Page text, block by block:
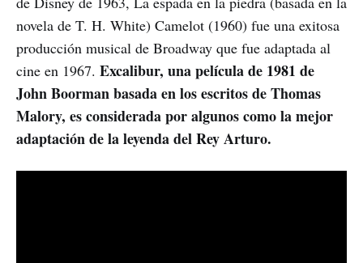
novela de T. H. White) Camelot (1960) fue una exitosa
producción musical de Broadway que fue adaptada al
cine en 1967. Excalibur, una película de 1981 de
John Boorman basada en los escritos de Thomas
Malory, es considerada por algunos como la mejor
adaptación de la leyenda del Rey Arturo.